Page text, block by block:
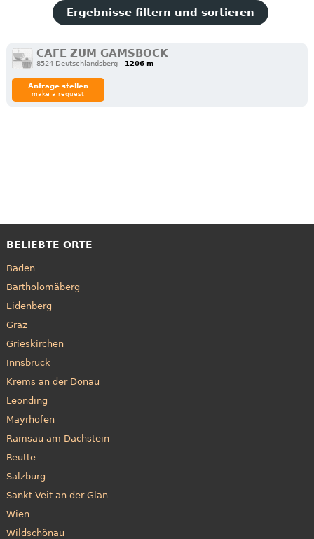
Ergebnisse filtern und sortieren
CAFE ZUM GAMSBOCK
8524 Deutschlandsberg 1206 m
Anfrage stellen
make a request
BELIEBTE ORTE
Baden
Bartholomäberg
Eidenberg
Graz
Grieskirchen
Innsbruck
Krems an der Donau
Leonding
Mayrhofen
Ramsau am Dachstein
Reutte
Salzburg
Sankt Veit an der Glan
Wien
Wildschönau